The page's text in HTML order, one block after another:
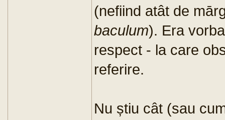
(nefiind atât de
baculum). Era
respect - la care
referire.
Nu știu cât (sau